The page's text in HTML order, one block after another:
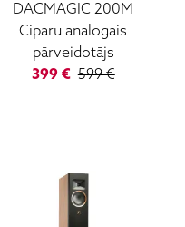
DACMAGIC 200M
Ciparu analogais
pārveidotājs
399€ 599€